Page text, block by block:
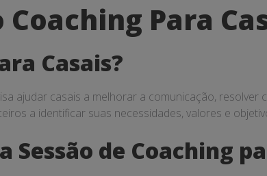
Para
Casais?
ajudar casais a melhorar a comunicação,
a identificar suas necessidades, valores e
Sessão de Coaching